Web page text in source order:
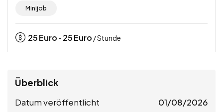
Minijob
25Euro - 25Euro / Stunde
Überblick
Datum veröffentlicht 01/08/2026